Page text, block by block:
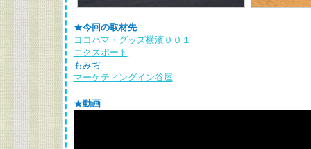
★今回の取材先
ヨコハマ・グッズ横濱００１
エクスポート
もみぢ
マーケティングイン谷屋
★動画